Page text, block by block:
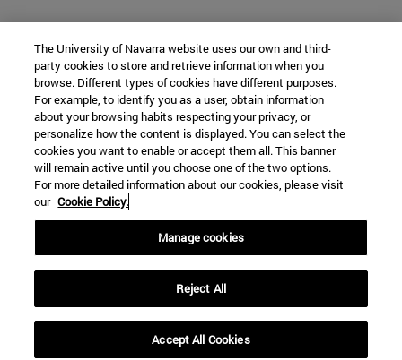
The University of Navarra website uses our own and third-
party cookies to store and retrieve information when you
browse. Different types of cookies have different purposes.
For example, to identify you as a user, obtain information
about your browsing habits respecting your privacy, or
personalize how the content is displayed. You can select the
cookies you want to enable or accept them all. This banner
will remain active until you choose one of the two options.
For more detailed information about our cookies, please visit
our Cookie Policy.
Manage cookies
Reject All
Accept All Cookies